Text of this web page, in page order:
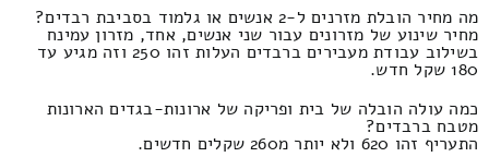
מה מחיר הובלת מזרנים ל-2 אנשים או גלמוד בסביבת רבדים?
מחיר שינוע של מזרונים עבור שני אנשים, אחד, מזרון עמינח
בשילוב עבודת מעבירים ברבדים העלות זהו 250 וזה מגיע עד
180 שקל חדש.
כמה עולה הובלה של בית ופריקה של ארונות-בגדים הארונות
מטבח ברבדים?
התעריף זהו 620 ולא יותר מ260 שקלים חדשים.